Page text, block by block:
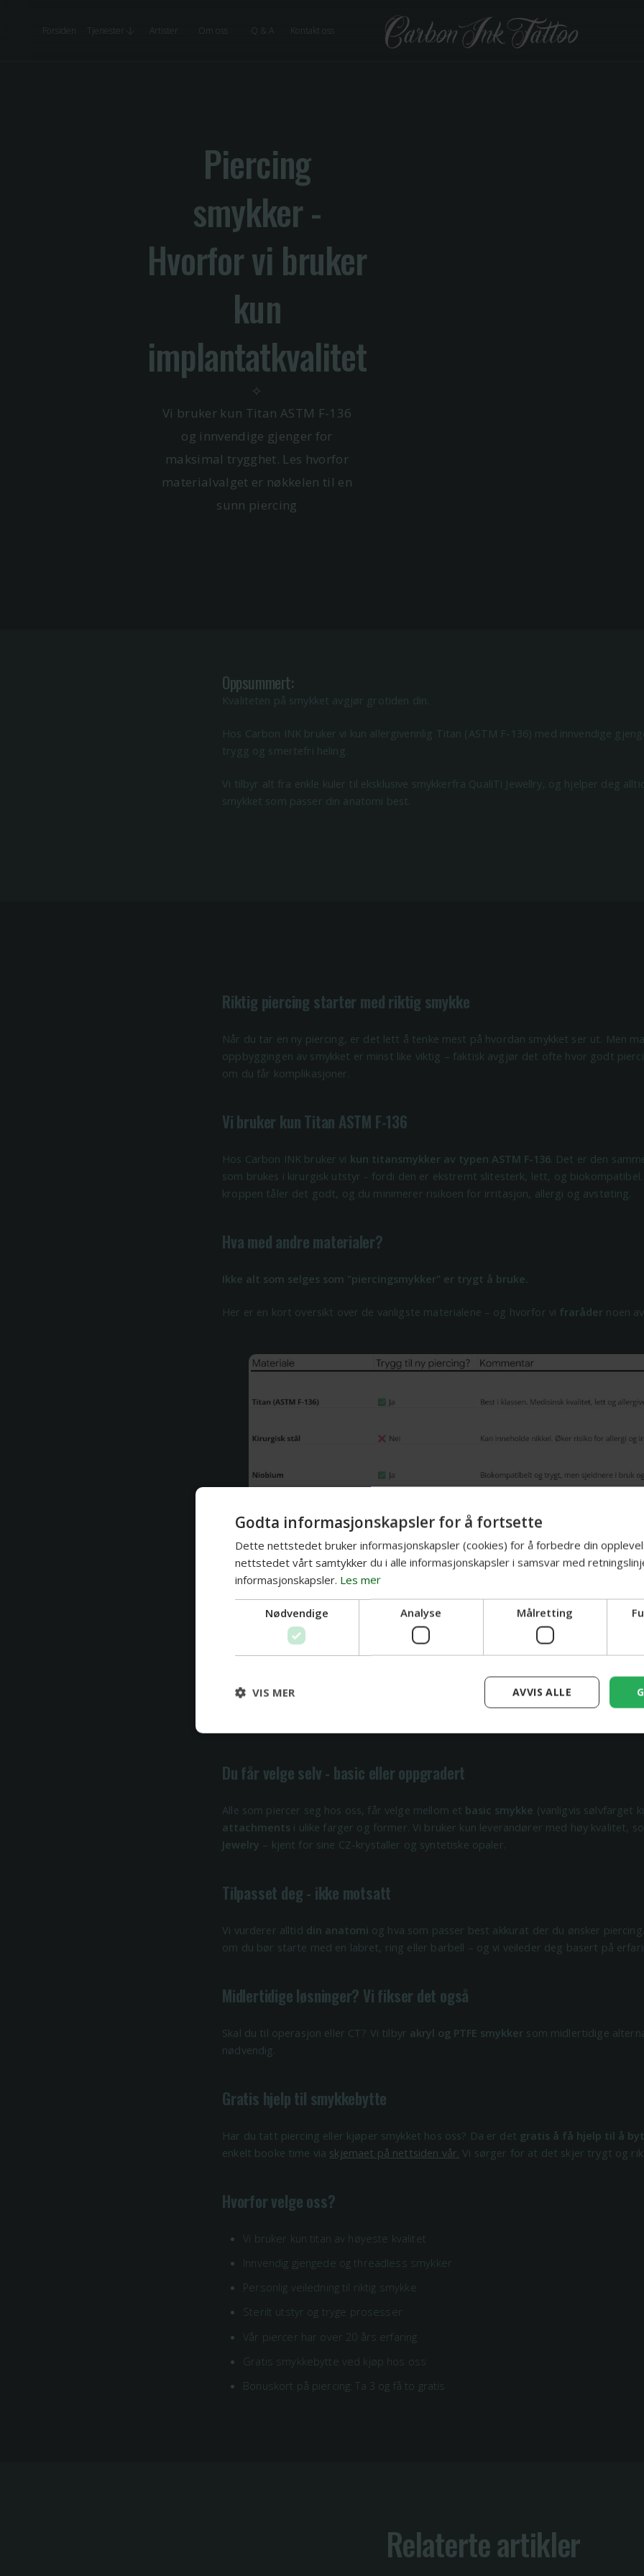
Forsiden Tjenester Artister Om oss Q & A Kontakt oss
Piercing
smykker -
Hvorfor vi bruker
kun
implantatkvalitet
✧
Vi bruker kun Titan ASTM F-136
og innvendige gjenger for
maksimal trygghet. Les hvorfor
materialvalget er nøkkelen til en
sunn piercing
Oppsummert:
Kvaliteten på smykket avgjør grotiden din.
Hos Carbon INK bruker vi kun allergivennlig Titan (ASTM F-136) med innvendige
trygg og smertefri heling.
Vi tilbyr alt fra enkle kuler til eksklusive smykkerfra QualiTi Jewellry, og hjelper deg
smykket som passer din anatomi best.
Riktig piercing starter med riktig smykke
Når du tar en ny piercing, er det lett å tenke mest på hvordan smykket ser ut. Men
oppbyggingen av smykket er minst like viktig – faktisk avgjør det ofte hvor godt
om du får komplikasjoner.
Vi bruker kun Titan ASTM F-136
Hos Carbon INK bruker vi kun titansmykker av typen ASTM F-136. Det er den
som brukes i kirurgisk utstyr - fordi den er ekstremt slitesterk, lett, og
kroppen tåler det godt, og du minimerer risikoen for irritasjon, allergi og avstøting.
Hva med andre materialer?
Ikke alt som selges som "piercingsmykker" er trygt å bruke.
Her er en kort oversikt over de vanligste materialene – og hvorfor vi fraråder noen
Innvendig gjenge eller threadless – alltid
Alle våre smykker er enten threadless. Det betyr at du ikke
risper opp huden under innsetting. Dette reduserer betennelser og gir deg en
Du får velge selv - basic eller oppgradert
Alle som piercer seg hos oss, får velge mellom et basic smykke (vanligvis sølvfarget
attachments i ulike farger og former. Vi bruker kun leverandører med høy kvalitet,
Jewelry – kjent for sine CZ-krystaller og syntetiske opaler.
Tilpasset deg - ikke motsatt
Vi vurderer alltid din anatomi og hva som passer best akkurat der du ønsker
om du bør starte med en labret, ring eller barbell – og vi veileder deg basert på
Midlertidige løsninger? Vi fikser det også
Skal du til operasjon eller CT? Vi tilbyr akryl og PTFE smykker som midlertidige
nødvendig.
Gratis hjelp til smykkebytte
Har du tatt piercing eller kjøper smykket hos oss? Da er det gratis å få hjelp til å
enkelt booke time via skjemaet på nettsiden vår. Vi sørger for at det skjer trygt og
Hvorfor velge oss?
Vi bruker kun titan av høyeste kvalitet
Innvendig gjengede og threadless smykker
Personlig veiledning til riktig smykke
Sterilt utstyr og tryge prosesser
Vår piercer har over 20 års erfaring
Gratis smykkebytte ved kjøp hos oss
Bonuskort på piercing: Ta 3 og få to gratis
Relaterte artikler
Godta informasjonskapsler for å fortsette
Dette nettstedet bruker informasjonskapsler (cookies) for å forbedre din
nettstedet vårt samtykker du i alle informasjonskapsler i samsvar med
informasjonskapsler. Les mer
Nødvendige Analyse Målretting
AVVIS ALLE
VIS MER